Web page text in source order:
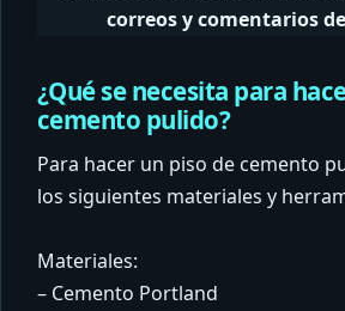
correos y comentarios
¿Qué se necesita para
cemento pulido?
Para hacer un piso de cemento
los siguientes materiales y
Materiales:
– Cemento Portland